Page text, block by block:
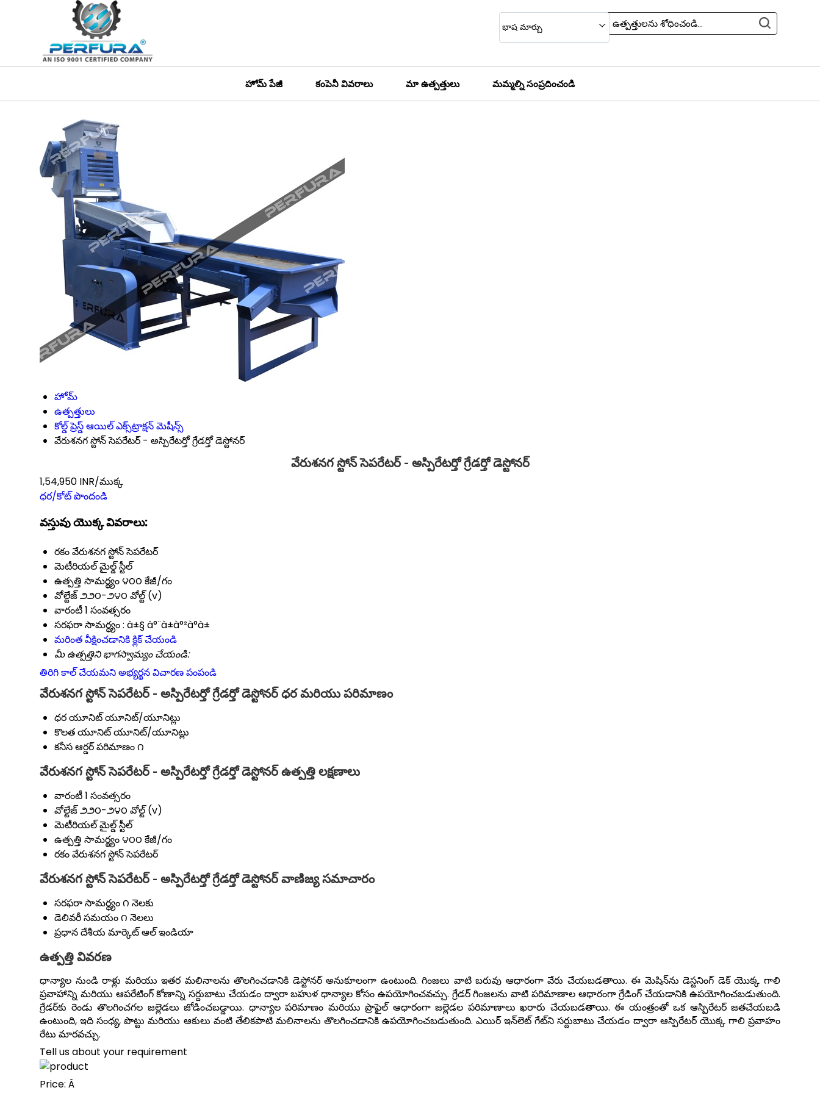
భాష మార్చు
హోమ్ పేజీ కంపెనీ వివరాలు మా ఉత్పత్తులు మమ్మల్ని సంప్రదించండి
హోమ్
ఉత్పత్తులు
కోల్డ్ ప్రెస్డ్ ఆయిల్ ఎక్స్‌ట్రాక్షన్ మెషీన్స్
వేరుశనగ స్టోన్ సెపరేటర్ - అస్పిరేటర్తో గ్రేడర్తో డెస్టోనర్
వేరుశనగ స్టోన్ సెపరేటర్ - అస్పిరేటర్తో గ్రేడర్తో డెస్టోనర్
1,54,950 INR/ముక్క
ధర/కోట్ పొందండి
వస్తువు యొక్క వివరాలు:
రకంవేరుశనగ స్టోన్ సెపరేటర్
మెటీరియల్మైల్డ్ స్టీల్
ఉత్పత్తి సామర్థ్యం౪౦౦ కేజీ/గం
వోల్టేజ్౨౨౦-౨౪౦ వోల్ట్ (v)
వారంటీ1 సంవత్సరం
సరఫరా సామర్ధ్యం : à±§ à°¨à±à°²à°à±
మరింత వీక్షించడానికి క్లిక్ చేయండి
మీ ఉత్పత్తిని భాగస్వామ్యం చేయండి:
తిరిగి కాల్ చేయమని అభ్యర్థనవిచారణ పంపండి
వేరుశనగ స్టోన్ సెపరేటర్ - అస్పిరేటర్తో గ్రేడర్తో డెస్టోనర్ ధర మరియు పరిమాణం
ధర యూనిట్యూనిట్/యూనిట్లు
కొలత యూనిట్యూనిట్/యూనిట్లు
కనీస ఆర్డర్ పరిమాణం౧
వేరుశనగ స్టోన్ సెపరేటర్ - అస్పిరేటర్తో గ్రేడర్తో డెస్టోనర్ ఉత్పత్తి లక్షణాలు
వారంటీ1 సంవత్సరం
వోల్టేజ్౨౨౦-౨౪౦ వోల్ట్ (v)
మెటీరియల్మైల్డ్ స్టీల్
ఉత్పత్తి సామర్థ్యం౪౦౦ కేజీ/గం
రకంవేరుశనగ స్టోన్ సెపరేటర్
వేరుశనగ స్టోన్ సెపరేటర్ - అస్పిరేటర్తో గ్రేడర్తో డెస్టోనర్ వాణిజ్య సమాచారం
సరఫరా సామర్థ్యం౧ నెలకు
డెలివరీ సమయం౧ నెలలు
ప్రధాన దేశీయ మార్కెట్ఆల్ ఇండియా
ఉత్పత్తి వివరణ
ధాన్యాల నుండి రాళ్లు మరియు ఇతర మలినాలను తొలగించడానికి డెస్టోనర్ అనుకూలంగా ఉంటుంది. గింజలు వాటి బరువు ఆధారంగా వేరు చేయబడతాయి. ఈ మెషిన్‌ను డెస్టనింగ్ డెక్ యొక్క గాలి
ప్రవాహాన్ని మరియు ఆపరేటింగ్ కోణాన్ని సర్దుబాటు చేయడం ద్వారా బహుళ ధాన్యాల కోసం ఉపయోగించవచ్చు. గ్రేడర్ గింజలను వాటి పరిమాణాల ఆధారంగా గ్రేడింగ్ చేయడానికి ఉపయోగించబడుతుంది.
గ్రేడర్‌కు రెండు తొలగించగల జల్లెడలు జోడించబడ్డాయి. ధాన్యాల పరిమాణం మరియు ప్రొఫైల్ ఆధారంగా జల్లెడల పరిమాణాలు ఖరారు చేయబడతాయి. ఈ యంత్రంతో ఒక ఆస్పిరేటర్ జతచేయబడి
ఉంటుంది, ఇది సంధ్య, పొట్టు మరియు ఆకులు వంటి తేలికపాటి మలినాలను తొలగించడానికి ఉపయోగించబడుతుంది. ఎయిర్ ఇన్‌లెట్ గేట్‌ని సర్దుబాటు చేయడం ద్వారా ఆస్పిరేటర్ యొక్క గాలి ప్రవాహం
రేటు మారవచ్చు.
Tell us about your requirement
Price: Â